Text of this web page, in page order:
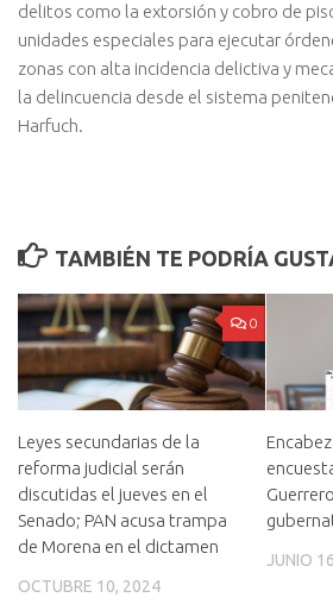
delitos como la extorsión y cobro de
unidades especiales para ejecutar
zonas con alta incidencia delictiva y
la delincuencia desde el sistema
Harfuch.
TAMBIÉN TE PODRÍA
0
Leyes secundarias de la
reforma judicial serán
discutidas el jueves en el
Senado; PAN acusa trampa
de Morena en el dictamen
OCTUBRE 10, 2024
JUNIO